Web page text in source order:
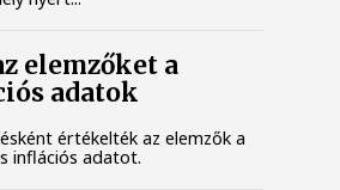
elemzőket a
adatok
értékelték az elemzők a
inflációs adatot.